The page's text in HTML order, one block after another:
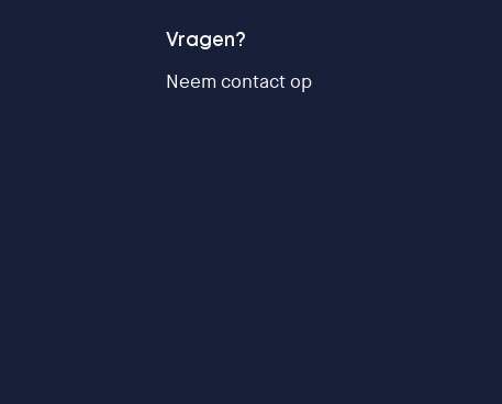
Vragen?
Neem contact op